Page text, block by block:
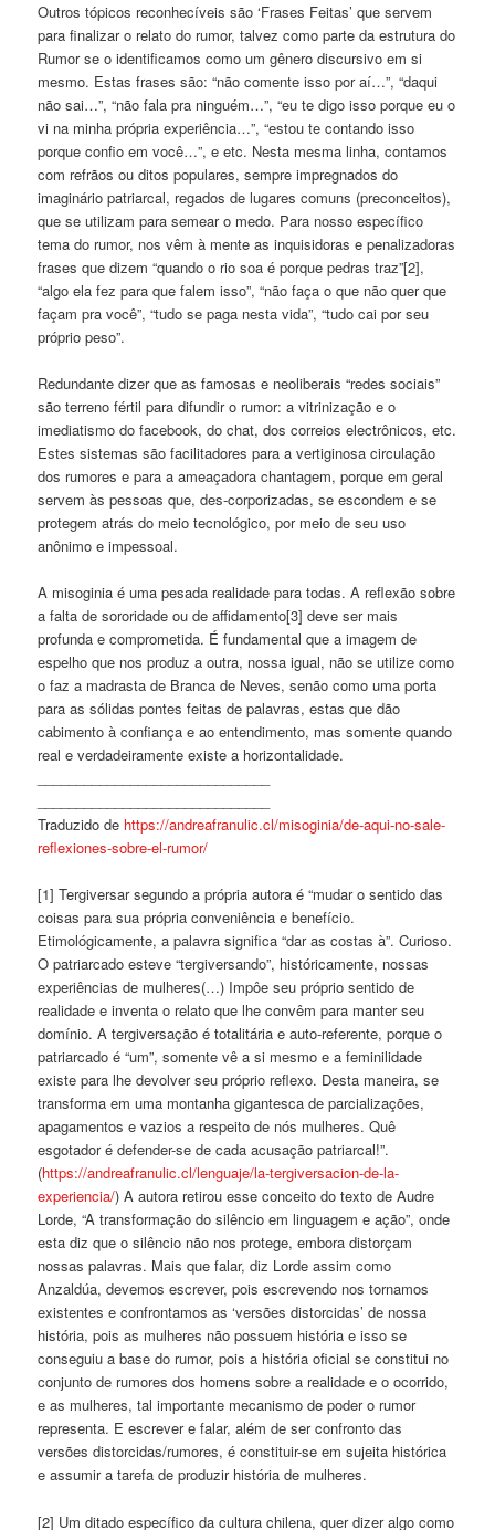
Outros tópicos reconhecíveis são ‘Frases Feitas’ que servem
para finalizar o relato do rumor, talvez como parte da estrutura do
Rumor se o identificamos como um gênero discursivo em si
mesmo. Estas frases são: “não comente isso por aí…”, “daqui
não sai…”, “não fala pra ninguém…”, “eu te digo isso porque eu o
vi na minha própria experiência…”, “estou te contando isso
porque confio em você…”, e etc. Nesta mesma linha, contamos
com refrãos ou ditos populares, sempre impregnados do
imaginário patriarcal, regados de lugares comuns (preconceitos),
que se utilizam para semear o medo. Para nosso específico
tema do rumor, nos vêm à mente as inquisidoras e penalizadoras
frases que dizem “quando o rio soa é porque pedras traz”[2],
“algo ela fez para que falem isso”, “não faça o que não quer que
façam pra você”, “tudo se paga nesta vida”, “tudo cai por seu
próprio peso”.
Redundante dizer que as famosas e neoliberais “redes sociais”
são terreno fértil para difundir o rumor: a vitrinização e o
imediatismo do facebook, do chat, dos correios electrônicos, etc.
Estes sistemas são facilitadores para a vertiginosa circulação
dos rumores e para a ameaçadora chantagem, porque em geral
servem às pessoas que, des-corporizadas, se escondem e se
protegem atrás do meio tecnológico, por meio de seu uso
anônimo e impessoal.
A misoginia é uma pesada realidade para todas. A reflexão sobre
a falta de sororidade ou de affidamento[3] deve ser mais
profunda e comprometida. É fundamental que a imagem de
espelho que nos produz a outra, nossa igual, não se utilize como
o faz a madrasta de Branca de Neves, senão como uma porta
para as sólidas pontes feitas de palavras, estas que dão
cabimento à confiança e ao entendimento, mas somente quando
real e verdadeiramente existe a horizontalidade.
Traduzido de https://andreafranulic.cl/misoginia/de-aqui-no-sale-
reflexiones-sobre-el-rumor/
[1] Tergiversar segundo a própria autora é “mudar o sentido das
coisas para sua própria conveniência e benefício.
Etimológicamente, a palavra significa “dar as costas à”. Curioso.
O patriarcado esteve “tergiversando”, históricamente, nossas
experiências de mulheres(…) Impôe seu próprio sentido de
realidade e inventa o relato que lhe convêm para manter seu
domínio. A tergiversação é totalitária e auto-referente, porque o
patriarcado é “um”, somente vê a si mesmo e a feminilidade
existe para lhe devolver seu próprio reflexo. Desta maneira, se
transforma em uma montanha gigantesca de parcializações,
apagamentos e vazios a respeito de nós mulheres. Quê
esgotador é defender-se de cada acusação patriarcal!”.
(https://andreafranulic.cl/lenguaje/la-tergiversacion-de-la-
experiencia/) A autora retirou esse conceito do texto de Audre
Lorde, “A transformação do silêncio em linguagem e ação”, onde
esta diz que o silêncio não nos protege, embora distorçam
nossas palavras. Mais que falar, diz Lorde assim como
Anzaldúa, devemos escrever, pois escrevendo nos tornamos
existentes e confrontamos as ‘versões distorcidas’ de nossa
história, pois as mulheres não possuem história e isso se
conseguiu a base do rumor, pois a história oficial se constitui no
conjunto de rumores dos homens sobre a realidade e o ocorrido,
e as mulheres, tal importante mecanismo de poder o rumor
representa. E escrever e falar, além de ser confronto das
versões distorcidas/rumores, é constituir-se em sujeita histórica
e assumir a tarefa de produzir história de mulheres.
[2] Um ditado específico da cultura chilena, quer dizer algo como